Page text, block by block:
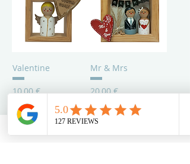
Valentine
Τιμή
10,00 €
Mr & Mrs
Τιμή
20,00 €